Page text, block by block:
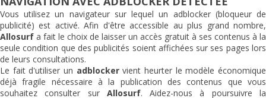
Vous utilisez un navigateur sur lequel un adblocker (bloqueur de
publicité) est activé. Afin d'être accessible au plus grand nombre,
Allosurf a fait le choix de laisser un accès gratuit à ses contenus à la
seule condition que des publicités soient affichées sur ses pages lors
de leurs consultations.
Le fait d'utiliser un adblockervient heurter le modèle économique
déjà fragile nécessaire à la publication des contenus que vous
souhaitez consulter sur Allosurf. Aidez-nous à poursuivre la